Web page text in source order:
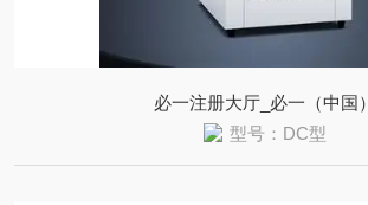
必一注册大厅_必一（中国）
型号：DC型